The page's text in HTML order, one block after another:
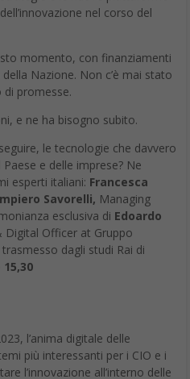
Android per sincronizzare
portatili. Funziona su
ritrovarti senza poter accedere
Dropbox per eseguire
e video sul Cloud, mantenere
o prendere appunti e
il piano Dropbox gratuito offre
Tuttavia, se hai bisogno di
su base mensile e offrono
una delle app